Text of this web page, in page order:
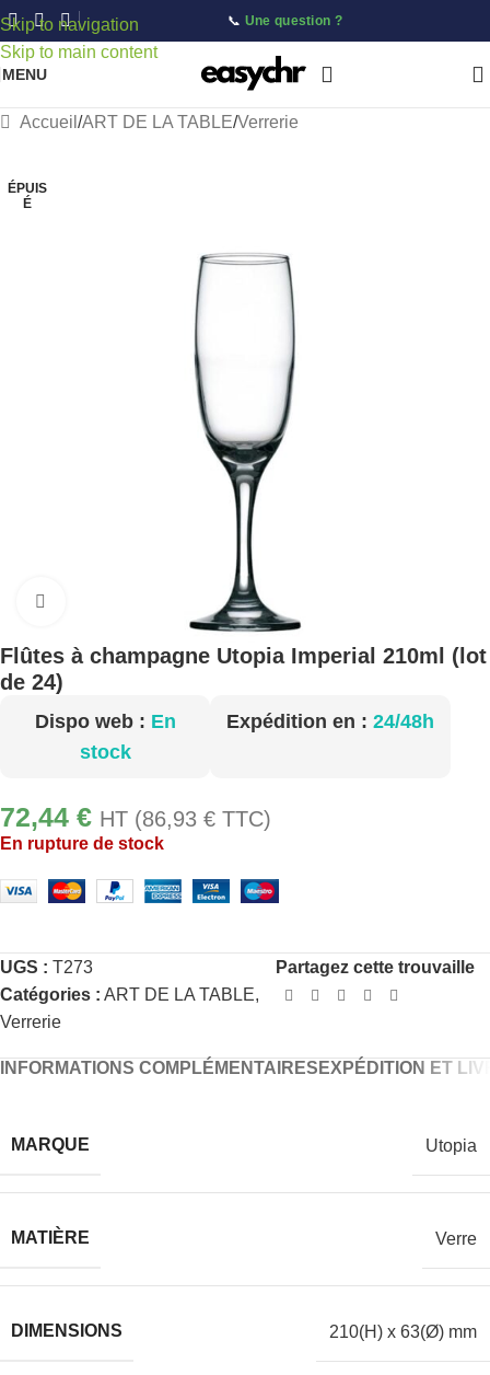
Skip to navigation
Skip to main content
📞 Une question ?
MENU
Accueil /ART DE LA TABLE/Verrerie
ÉPUIS
É
Cliquez pour agrandir
Flûtes à champagne Utopia Imperial 210ml (lot
de 24)
Dispo web : En
stock
Expédition en : 24/48h
72,44 € HT (86,93 € TTC)
En rupture de stock
UGS : T273
Catégories : ART DE LA TABLE,
Verrerie
Partagez cette trouvaille
INFORMATIONS COMPLÉMENTAIRES EXPÉDITION ET
MARQUE Utopia
MATIÈRE Verre
DIMENSIONS 210(H) x 63(Ø) mm